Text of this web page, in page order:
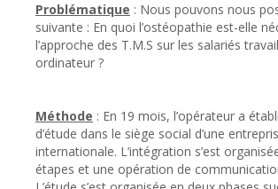
Problématique : Nous pouvons nous
suivante : En quoi l’ostéopathie est-elle
l’approche des T.M.S sur les salariés
ordinateur ?
Méthode : En 19 mois, l’opérateur a
d’étude dans le siège social d’une
internationale. L’intégration s’est
étapes et une opération de